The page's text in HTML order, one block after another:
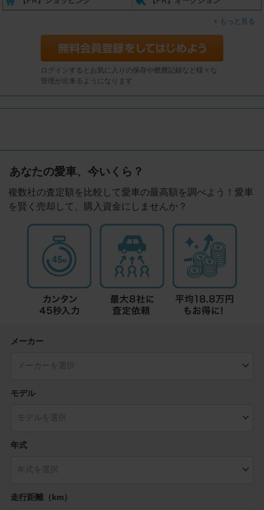
もっと見る
ログインするとお気に入りの保存や燃費記録など様々な
管理が出来るようになります
あなたの愛車、今いくら？
複数社の査定額を比較して愛車の最高額を調べよう！愛車
を賢く売却して、購入資金にしませんか？
メーカー
モデル
年式
走行距離（km）